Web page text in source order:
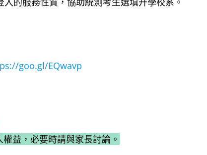
goo.gl/EQwavp
益，必要時請與家長討論。